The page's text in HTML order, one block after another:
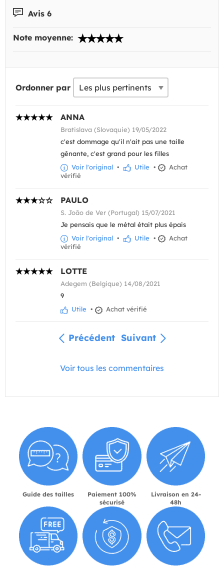
Avis 6
Note moyenne:
Ordonner par
ANNA
Bratislava (Slovaquie) 19/05/2022
c'est dommage qu'il n'ait pas une taille
gênante, c'est grand pour les filles
Voir l'original • Utile •
Achat
vérifié
PAULO
S. João de Ver (Portugal) 15/07/2021
Je pensais que le métal était plus épais
Voir l'original • Utile •
Achat
vérifié
LOTTE
Adegem (Belgique) 14/08/2021
9
Utile • Achat vérifié
Précédent Suivant
Voir tous les commentaires
Guide des tailles
Paiement 100%
sécurisé
Livraison en 24-
48h